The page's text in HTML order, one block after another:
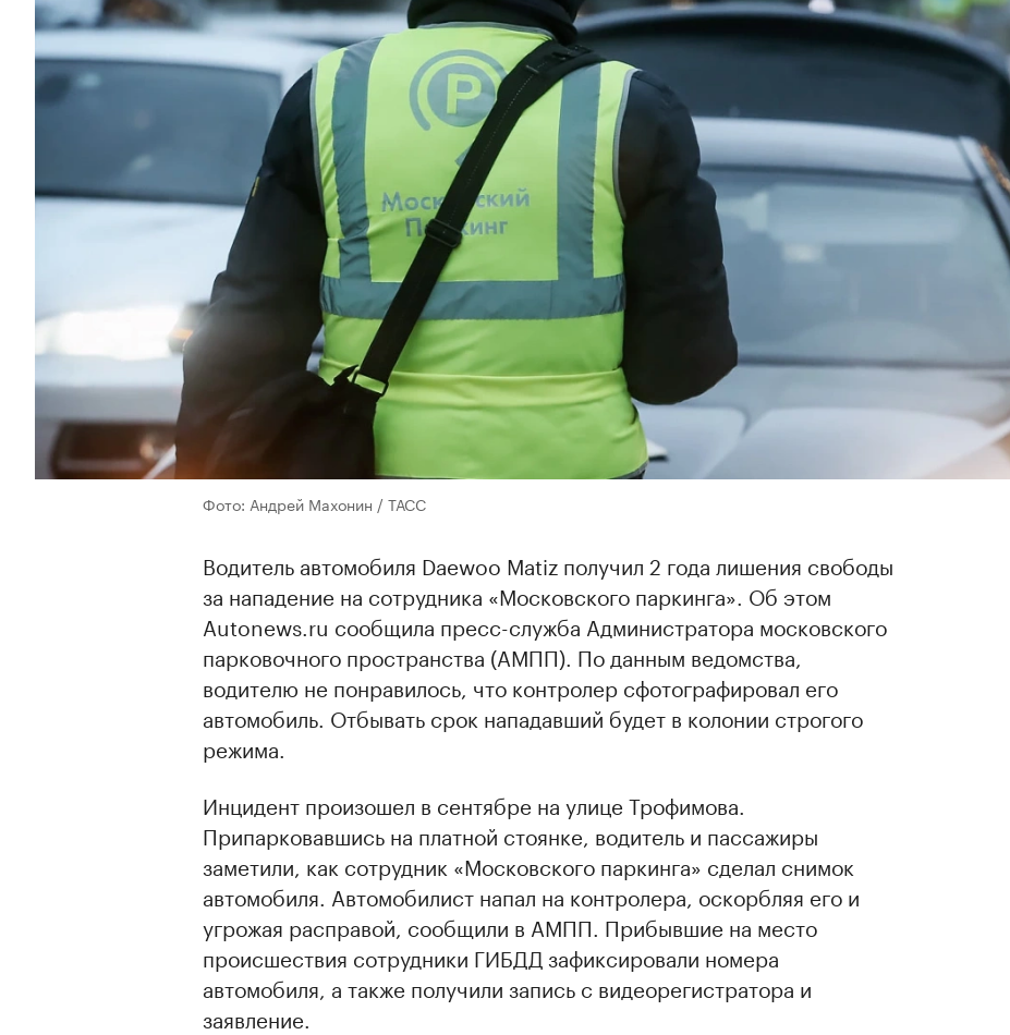
Фото: Андрей Махонин / ТАСС
Водитель автомобиля Daewoo Matiz получил 2 года лишения свободы
за нападение на сотрудника «Московского паркинга». Об этом
Autonews.ru сообщила пресс-служба Администратора московского
парковочного пространства (АМПП). По данным ведомства,
водителю не понравилось, что контролер сфотографировал его
автомобиль. Отбывать срок нападавший будет в колонии строгого
режима.
Инцидент произошел в сентябре на улице Трофимова.
Припарковавшись на платной стоянке, водитель и пассажиры
заметили, как сотрудник «Московского паркинга» сделал снимок
автомобиля. Автомобилист напал на контролера, оскорбляя его и
угрожая расправой, сообщили в АМПП. Прибывшие на место
происшествия сотрудники ГИБДД зафиксировали номера
автомобиля, а также получили запись с видеорегистратора и
заявление.